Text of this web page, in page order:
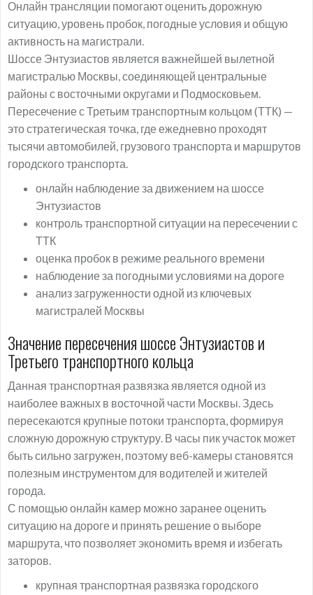
Онлайн трансляции помогают оценить дорожную
ситуацию, уровень пробок, погодные условия и общую
активность на магистрали.
Шоссе Энтузиастов является важнейшей вылетной
магистралью Москвы, соединяющей центральные
районы с восточными округами и Подмосковьем.
Пересечение с Третьим транспортным кольцом (ТТК) —
это стратегическая точка, где ежедневно проходят
тысячи автомобилей, грузового транспорта и маршрутов
городского транспорта.
онлайн наблюдение за движением на шоссе
Энтузиастов
контроль транспортной ситуации на пересечении с
ТТК
оценка пробок в режиме реального времени
наблюдение за погодными условиями на дороге
анализ загруженности одной из ключевых
магистралей Москвы
Значение пересечения шоссе Энтузиастов и
Третьего транспортного кольца
Данная транспортная развязка является одной из
наиболее важных в восточной части Москвы. Здесь
пересекаются крупные потоки транспорта, формируя
сложную дорожную структуру. В часы пик участок может
быть сильно загружен, поэтому веб-камеры становятся
полезным инструментом для водителей и жителей
города.
С помощью онлайн камер можно заранее оценить
ситуацию на дороге и принять решение о выборе
маршрута, что позволяет экономить время и избегать
заторов.
крупная транспортная развязка городского